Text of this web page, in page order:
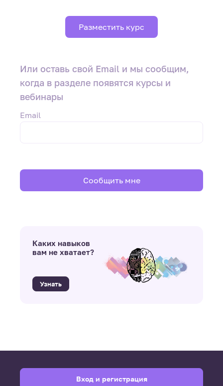
Разместить курс
Или оставь свой Email и мы сообщим,
когда в разделе появятся курсы и
вебинары
Email
Сообщить мне
Каких навыков
вам не хватает?
Узнать
Вход и регистрация